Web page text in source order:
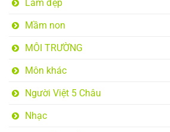
Làm đẹp
Mầm non
MÔI TRƯỜNG
Môn khác
Người Việt 5 Châu
Nhạc